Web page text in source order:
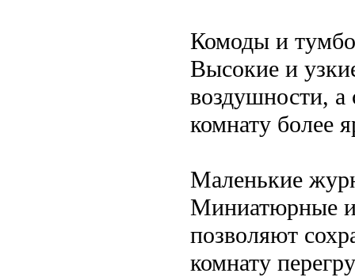
Комоды и
Высокие и
воздушности, а
комнату более
Маленькие
Миниатюрные
позволяют
комнату